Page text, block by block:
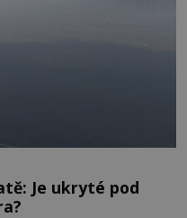
Je ukryté pod